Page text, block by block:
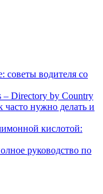
советы водителя со
– Directory by Country
часто нужно делать и
кислотой:
руководство по